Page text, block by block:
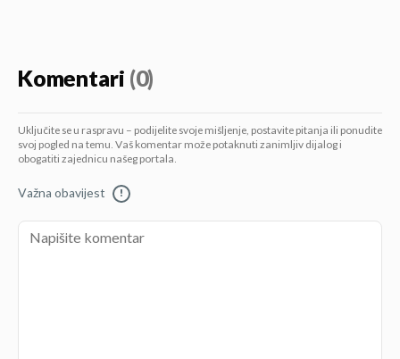
Komentari (0)
Uključite se u raspravu – podijelite svoje mišljenje, postavite pitanja ili ponudite
svoj pogled na temu. Vaš komentar može potaknuti zanimljiv dijalog i
obogatiti zajednicu našeg portala.
Važna obavijest !